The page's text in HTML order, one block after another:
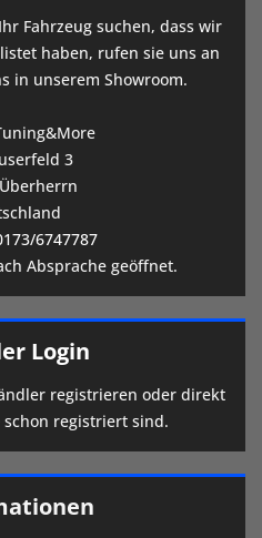
Fahrzeug suchen, dass wir
haben, rufen sie uns an
in unserem Showroom.
3
6747787
Absprache geöffnet.
Login
registrieren oder direkt
registriert sind.